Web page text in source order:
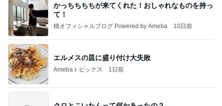
かっちちちちが来てくれた！おしゃれなものを持っ
て！
桃オフィシャルブログ Powered by Ameba 10日前
エルメスの皿に盛り付け大失敗
Amebaトピックス 1日前